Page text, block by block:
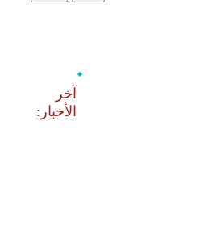
‫آخر